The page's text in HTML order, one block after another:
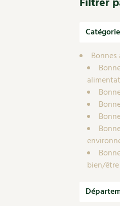
Jardiner en
Bricolages
Outils et
Petit
Prenez-
Les
Bonnes
bien/être